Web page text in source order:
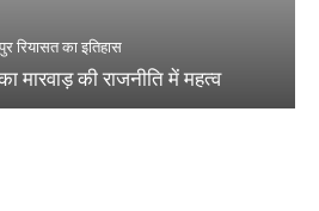
रियासत का इतिहास
मारवाड़ की राजनीति में महत्व